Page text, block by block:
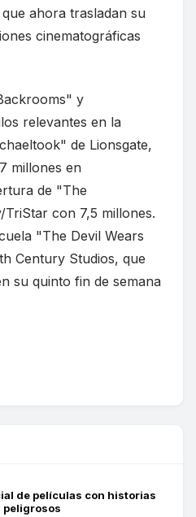
ahora trasladan su
cinematográficas
y
relevantes en la
de Lionsgate,
millones en
de "The
con 7,5 millones.
"The Devil Wears
Century Studios, que
su quinto fin de semana
de películas con historias
peligrosos